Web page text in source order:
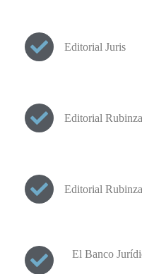
Editorial Juris
Editorial
Editorial
El Banco